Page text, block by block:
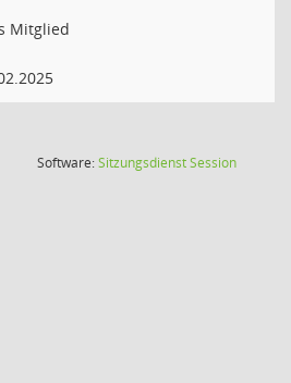
Mitglied
Software:SitzungsdienstSession(Wird in